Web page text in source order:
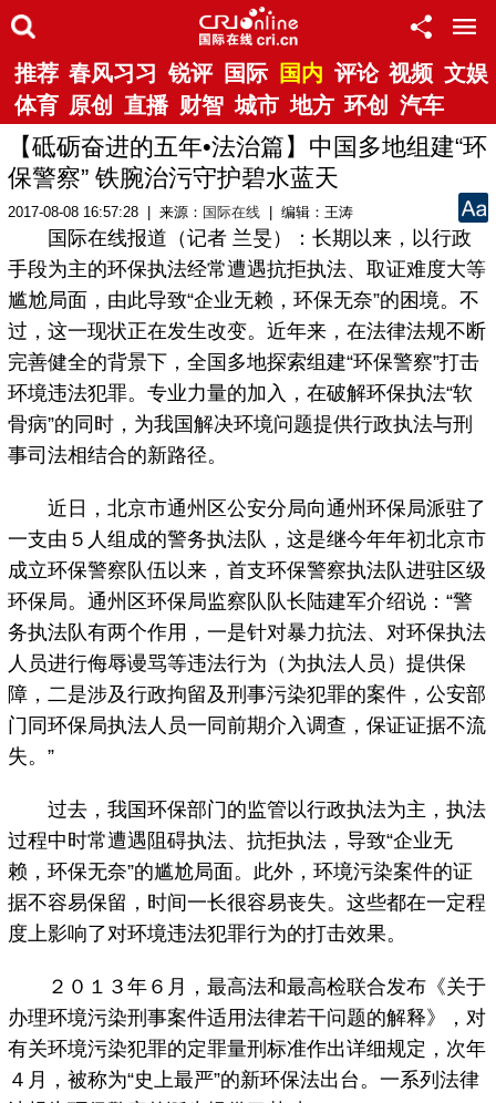
推荐 春风习习 锐评 国际 国内 评论 视频 文娱
体育 原创 直播 财智 城市 地方 环创 汽车
【砥砺奋进的五年•法治篇】中国多地组建“环
保警察” 铁腕治污守护碧水蓝天
2017-08-08 16:57:28 | 来源： 国际在线 | 编辑：王涛
国际在线报道（记者 兰旻）：长期以来，以行政
手段为主的环保执法经常遭遇抗拒执法、取证难度大等
尴尬局面，由此导致“企业无赖，环保无奈”的困境。不
过，这一现状正在发生改变。近年来，在法律法规不断
完善健全的背景下，全国多地探索组建“环保警察”打击
环境违法犯罪。专业力量的加入，在破解环保执法“软
骨病”的同时，为我国解决环境问题提供行政执法与刑
事司法相结合的新路径。
近日，北京市通州区公安分局向通州环保局派驻了
一支由５人组成的警务执法队，这是继今年年初北京市
成立环保警察队伍以来，首支环保警察执法队进驻区级
环保局。通州区环保局监察队队长陆建军介绍说：“警
务执法队有两个作用，一是针对暴力抗法、对环保执法
人员进行侮辱谩骂等违法行为（为执法人员）提供保
障，二是涉及行政拘留及刑事污染犯罪的案件，公安部
门同环保局执法人员一同前期介入调查，保证证据不流
失。”
过去，我国环保部门的监管以行政执法为主，执法
过程中时常遭遇阻碍执法、抗拒执法，导致“企业无
赖，环保无奈”的尴尬局面。此外，环境污染案件的证
据不容易保留，时间一长很容易丧失。这些都在一定程
度上影响了对环境违法犯罪行为的打击效果。
２０１３年６月，最高法和最高检联合发布《关于
办理环境污染刑事案件适用法律若干问题的解释》，对
有关环境污染犯罪的定罪量刑标准作出详细规定，次年
４月，被称为“史上最严”的新环保法出台。一系列法律